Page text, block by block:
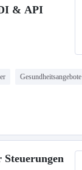
& API
Gesundheitsangebote